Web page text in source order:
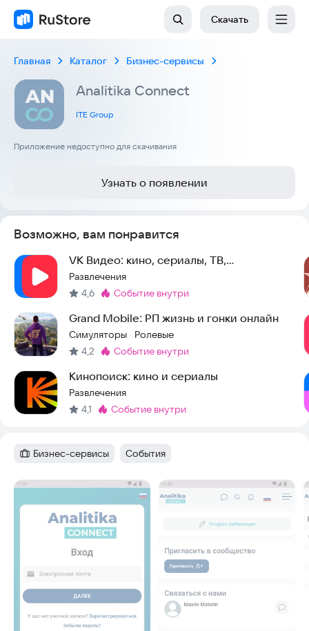
Скачать
Главная Каталог Бизнес-сервисы
Analitika Connect
ITE Group
Приложение недоступно для скачивания
Узнать о появлении
Возможно, вам понравится
VK Видео: кино, сериалы, ТВ,
мультфильмы и клипы
Развлечения
4,6 Метка:
событие внутри
Grand Mobile: РП жизнь и гонки онлайн
Симуляторы · Ролевые
4,2
Метка:
событие внутри
Кинопоиск: кино и сериалы
Развлечения
4,1
Метка:
событие внутри
Категория :
Бизнес-сервисы Тег:
События
Скриншоты